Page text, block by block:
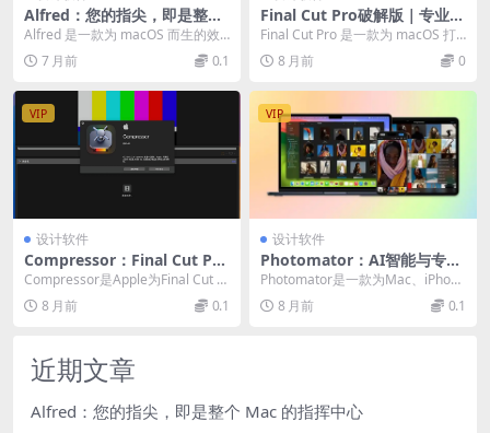
Alfred：您的指尖，即是整个
Mac 的指挥中心
Alfred 是一款为 macOS 而生的效
率神器，它重新定义了人与计算机
的交互...
7 月前 0.1
Final Cut Pro破解版｜专业视
频剪辑软件
Final Cut Pro 是一款为 macOS 打
造的专业视频编辑软件，以其创...
8 月前 0
VIP
设计软件
Compressor：Final Cut Pro
的终极编码与转码解决方案
Compressor是Apple为Final Cut Pr
o生态打造的专业级编码...
8 月前 0.1
VIP
设计软件
Photomator：AI智能与专业
掌控，重塑照片编辑新体验
Photomator是一款为Mac、iPhone
和iPad深度优化的新一代照片编...
8 月前 0.1
近期文章
Alfred：您的指尖，即是整个 Mac 的指挥中心